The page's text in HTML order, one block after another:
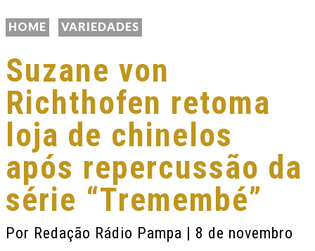
HOME VARIEDADES
Suzane von
Richthofen retoma
loja de chinelos
após repercussão da
série “Tremembé”
Por Redação Rádio Pampa | 8 de novembro